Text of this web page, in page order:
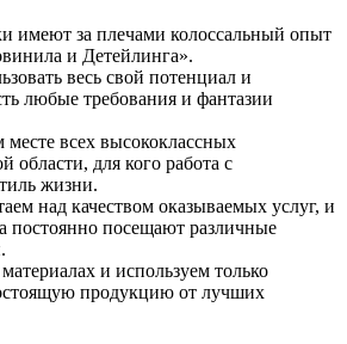
имеют за плечами колоссальный опыт
и Детейлинга».
весь свой потенциал и
любые требования и фантазии
всех высококлассных
области, для кого работа с
жизни.
над качеством оказываемых услуг, и
постоянно посещают различные
и используем только
продукцию от лучших